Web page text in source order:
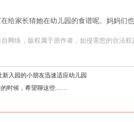
给家长猜她在幼儿园的食谱呢。妈妈们
网络，版权属于原作者，如侵害您的合法
入园的小朋友迅速适应幼儿园
的时候，希望聊这些……